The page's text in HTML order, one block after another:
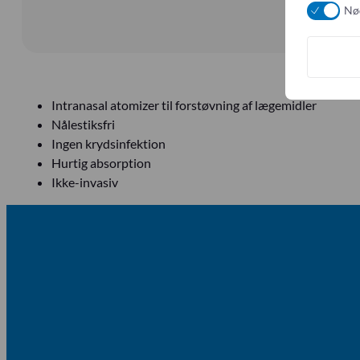
Intranasal atomizer til forstøvning af lægemidler
Nålestiksfri
Ingen krydsinfektion
Hurtig absorption
Ikke-invasiv